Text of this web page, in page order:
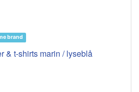
brand
& t-shirts marin / lyseblå